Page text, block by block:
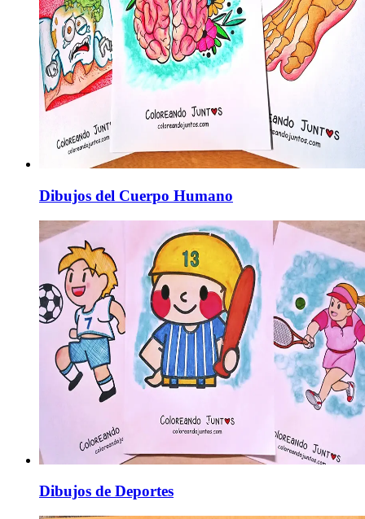
Dibujos del Cuerpo Humano
Dibujos de Deportes